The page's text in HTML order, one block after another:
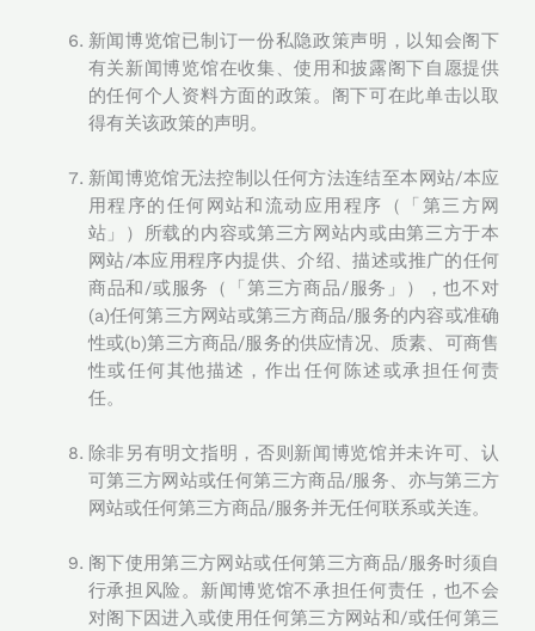
新闻博览馆已制订一份私隐政策声明，以知会阁下
有关新闻博览馆在收集、使用和披露阁下自愿提供
的任何个人资料方面的政策。阁下可在此单击以取
得有关该政策的声明。
新闻博览馆无法控制以任何方法连结至本网站/本应
用程序的任何网站和流动应用程序（「第三方网
站」）所载的内容或第三方网站内或由第三方于本
网站/本应用程序内提供、介绍、描述或推广的任何
商品和/或服务（「第三方商品/服务」），也不对
(a)任何第三方网站或第三方商品/服务的内容或准确
性或(b)第三方商品/服务的供应情况、质素、可商售
性或任何其他描述，作出任何陈述或承担任何责
任。
除非另有明文指明，否则新闻博览馆并未许可、认
可第三方网站或任何第三方商品/服务、亦与第三方
网站或任何第三方商品/服务并无任何联系或关连。
阁下使用第三方网站或任何第三方商品/服务时须自
行承担风险。新闻博览馆不承担任何责任，也不会
对阁下因进入或使用任何第三方网站和/或任何第三